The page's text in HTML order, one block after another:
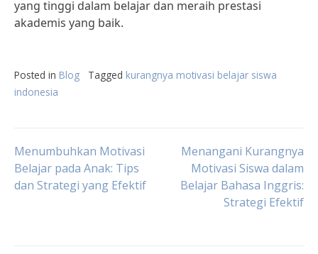
yang tinggi dalam belajar dan meraih prestasi
akademis yang baik.
Posted in Blog Tagged kurangnya motivasi belajar siswa
indonesia
Post
navigation
Menumbuhkan Motivasi
Belajar pada Anak: Tips
dan Strategi yang Efektif
Menangani Kurangnya
Motivasi Siswa dalam
Belajar Bahasa Inggris:
Strategi Efektif